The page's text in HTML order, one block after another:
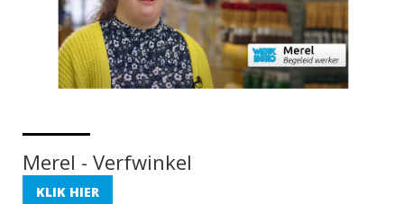
Merel - Verfwinkel
KLIK HIER